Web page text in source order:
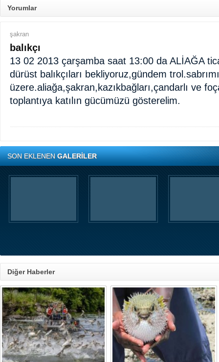
Yorumlar
şakran
balıkçı
13 02 2013 çarşamba saat 13:00 da ALİAĞA
dürüst balıkçıları bekliyoruz,gündem
üzere.aliağa,şakran,kazıkbağları,çandarlı ve
toplantıya katılın gücümüzü gösterelim.
SON EKLENENGALERİLER
Diğer Haberler